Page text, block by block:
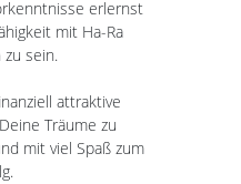
erlernst
mit Ha-Ra
sein.
attraktive
Träume zu
mit viel Spaß zum